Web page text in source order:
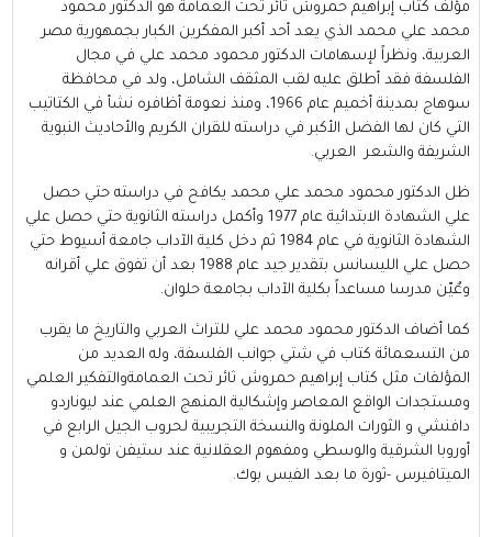
مؤلف كتاب إبراهيم حمروش ثائر تحت العمامة هو الدكتور محمود
محمد علي محمد الذي يعد أحد أكبر المفكرين الكبار بجمهورية مصر
العربية، ونظراً لإسهامات الدكتور محمود محمد علي في مجال
الفلسفة فقد أطلق عليه لقب المثقف الشامل، ولد في محافظة
سوهاج بمدينة أخميم عام 1966، ومنذ نعومة أظافره نشأ في الكتاتيب
التي كان لها الفضل الأكبر في دراسته للقران الكريم والأحاديث النبوية
الشريفة والشعر العربي.
ظل الدكتور محمود محمد علي محمد يكافح في دراسته حتي حصل
علي الشهادة الابتدائية عام 1977 وأكمل دراسته الثانوية حتي حصل علي
الشهادة الثانوية في عام 1984 ثم دخل كلية الآداب جامعة أسيوط حتي
حصل علي الليسانس بتقدير جيد عام 1988 بعد أن تفوق علي أقرانه
وعٌيّن مدرسا مساعداً بكلية الآداب بجامعة حلوان.
كما أضاف الدكتور محمود محمد علي للتراث العربي والتاريخ ما يقرب
من التسعمائة كتاب في شتي جوانب الفلسفة، وله العديد من
المؤلفات مثل كتاب إبراهيم حمروش ثائر تحت العمامةوالتفكير العلمي
ومستجدات الواقع المعاصر وإشكالية المنهج العلمي عند ليوناردو
دافنشي و الثورات الملونة والنسخة التجريبية لحروب الجيل الرابع في
أوروبا الشرقية والوسطي ومفهوم العقلانية عند ستيفن تولمن و
الميتافيرس -ثورة ما بعد الفيس بوك.